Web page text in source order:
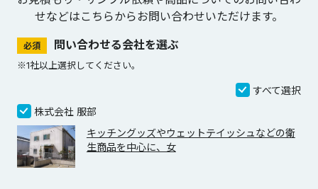
せなどは こちらからお問い合わせいただけます。
必須 問い合わせる会社を選ぶ
※1社以上選択してください。
すべて選択
株式会社 服部
キッチングッズやウェットテイッシュなどの衛
生商品を中心に、女